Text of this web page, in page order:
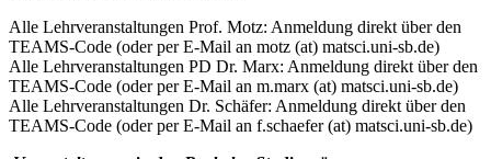
Alle Lehrveranstaltungen Prof. Motz: Anmeldung direkt über den
TEAMS-Code (oder per E-Mail an motz (at) matsci.uni-sb.de)
Alle Lehrveranstaltungen PD Dr. Marx: Anmeldung direkt über den
TEAMS-Code (oder per E-Mail an m.marx (at) matsci.uni-sb.de)
Alle Lehrveranstaltungen Dr. Schäfer: Anmeldung direkt über den
TEAMS-Code (oder per E-Mail an f.schaefer (at) matsci.uni-sb.de)